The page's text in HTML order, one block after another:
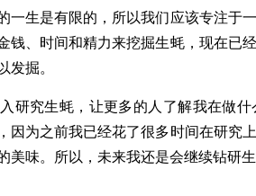
生是有限的，所以我们应该专注于一
钱、时间和精力来挖掘生蚝，现在已
发掘。
究生蚝，让更多的人了解我在做什
因为之前我已经花了很多时间在研究
美味。所以，未来我还是会继续钻研